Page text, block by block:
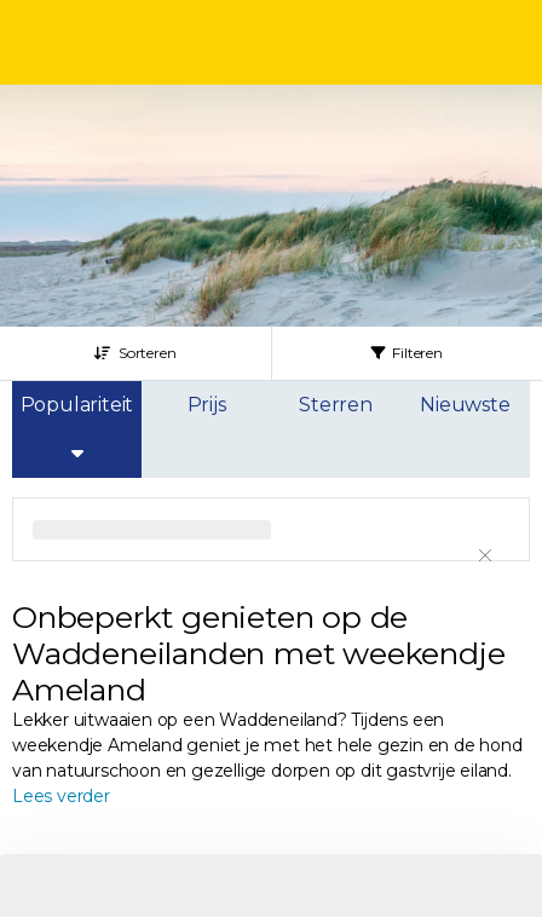
Sorteren Filteren
Populariteit Prijs Sterren Nieuwste
Onbeperkt genieten op de
Waddeneilanden met weekendje
Ameland
Lekker uitwaaien op een Waddeneiland? Tijdens een
weekendje Ameland geniet je met het hele gezin en de hond
van natuurschoon en gezellige dorpen op dit gastvrije eiland.
Lees verder